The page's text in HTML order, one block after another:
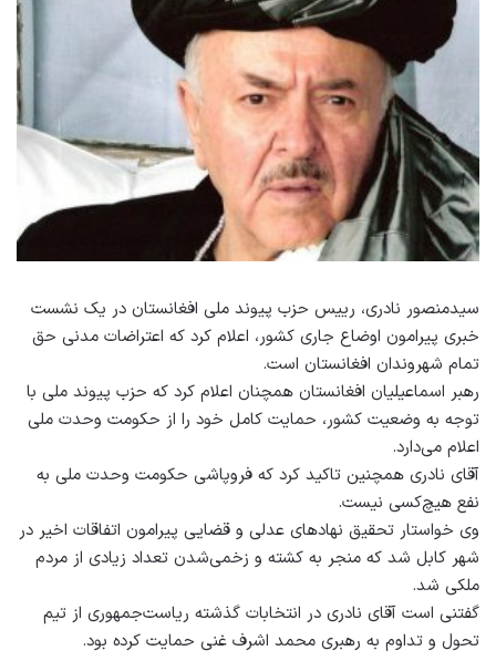
سیدمنصور نادری، رییس حزب پیوند ملی افغانستان در یک نشست
خبری پیرامون اوضاع جاری کشور، اعلام کرد که اعتراضات مدنی حق
تمام شهروندان افغانستان است.
رهبر اسماعیلیان افغانستان همچنان اعلام کرد که حزب پیوند ملی با
توجه به وضعیت کشور، حمایت کامل خود را از حکومت وحدت ملی
اعلام می‌دارد.
آقای نادری همچنین تاکید کرد که فروپاشی حکومت وحدت ملی به
نفع هیچ‌کسی نیست.‌
وی خواستار تحقیق نهادهای عدلی و قضایی پیرامون اتفاقات اخیر در
شهر کابل شد که منجر به کشته و زخمی‌شدن تعداد زیادی از مردم
ملکی شد.
گفتنی است آقای نادری در انتخابات گذشته ریاست‌جمهوری از تیم
تحول و تداوم به رهبری محمد اشرف غنی حمایت کرده بود.